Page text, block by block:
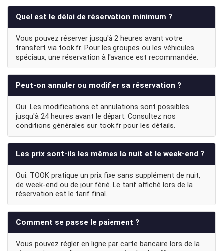
Quel est le délai de réservation minimum ?
Vous pouvez réserver jusqu'à 2 heures avant votre
transfert via took.fr. Pour les groupes ou les véhicules
spéciaux, une réservation à l'avance est recommandée.
Peut-on annuler ou modifier sa réservation ?
Oui. Les modifications et annulations sont possibles
jusqu'à 24 heures avant le départ. Consultez nos
conditions générales sur took.fr pour les détails.
Les prix sont-ils les mêmes la nuit et le week-end ?
Oui. TOOK pratique un prix fixe sans supplément de nuit,
de week-end ou de jour férié. Le tarif affiché lors de la
réservation est le tarif final.
Comment se passe le paiement ?
Vous pouvez régler en ligne par carte bancaire lors de la